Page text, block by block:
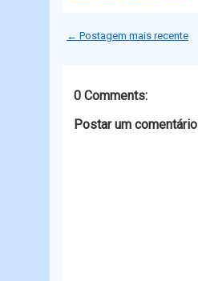
e
o
n
A
← Postagem mais recente
0 Comments:
Postar um comentário